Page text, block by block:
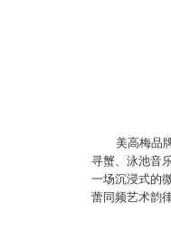
美高梅品
寻蟹、泳池音
一场沉浸式的
蕾同频艺术韵